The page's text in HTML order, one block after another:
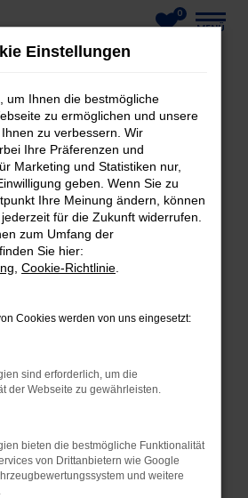
0
MENÜ
ERROR
Fehler aufgetreten.
die dir helfen können:
Firewall und deine
zum Beispiel deine
wie Werbeblocker,
bestimmter Seiten
die Seite in einem
oder in einem privaten
neu.
helfen, vorübergehende
Einstellungen
um Ihnen die bestmögliche
zu ermöglichen und unsere
zu verbessern. Wir
Ihre Präferenzen und
Marketing und Statistiken nur,
geben. Wenn Sie zu
Ihre Meinung ändern, können
für die Zukunft widerrufen.
zum Umfang der
Sie hier:
Cookie-Richtlinie
Cookies werden von uns eingesetzt:
sind erforderlich, um die
der Webseite zu gewährleisten.
bieten die bestmögliche Funktionalität
von Drittanbietern wie Google
und weitere